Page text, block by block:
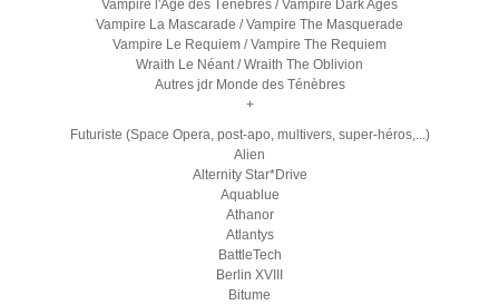
Vampire l'Age des Ténèbres / Vampire Dark Ages
Vampire La Mascarade / Vampire The Masquerade
Vampire Le Requiem / Vampire The Requiem
Wraith Le Néant / Wraith The Oblivion
Autres jdr Monde des Ténèbres
+
Futuriste (Space Opera, post-apo, multivers, super-héros,...)
Alien
Alternity Star*Drive
Aquablue
Athanor
Atlantys
BattleTech
Berlin XVIII
Bitume